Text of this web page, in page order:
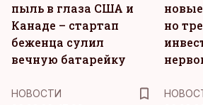
пыль в глаза США и
Канаде – стартап
беженца сулил
вечную батарейку
но
НОВОСТИ